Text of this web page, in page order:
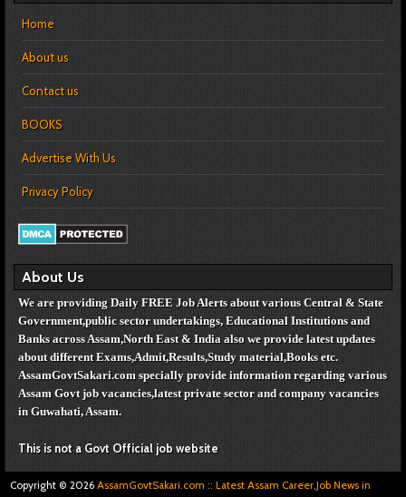
Home
About us
Contact us
BOOKS
Advertise With Us
Privacy Policy
About Us
We are providing Daily FREE Job Alerts about various Central & State
Government,public sector undertakings, Educational Institutions and
Banks across Assam,North East & India also we provide latest updates
about different Exams,Admit,Results,Study material,Books etc.
AssamGovtSakari.com specially provide information regarding various
Assam Govt job vacancies,latest private sector and company vacancies
in Guwahati, Assam.
This is not a Govt Official job website
Copyright © 2026 AssamGovtSakari.com :: Latest Assam Career,Job News in